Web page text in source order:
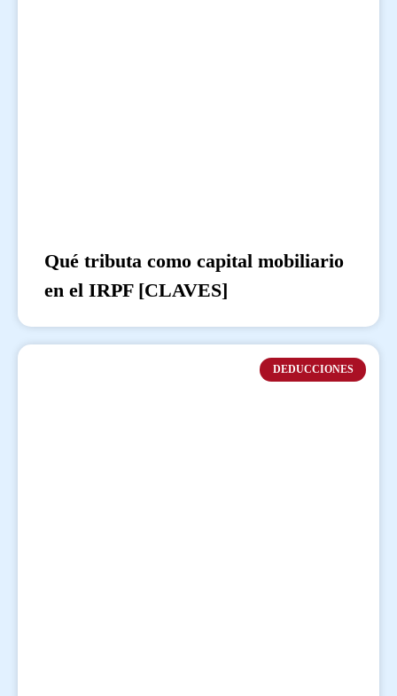
Qué tributa como capital mobiliario
en el IRPF [CLAVES]
DEDUCCIONES